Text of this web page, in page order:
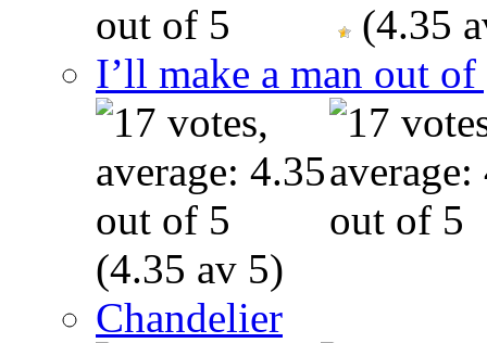
(4.35
I’ll make a man out
(4.35 av 5)
Chandelier